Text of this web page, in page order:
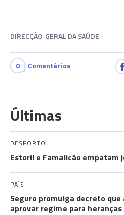
DIRECÇÃO-GERAL DA SAÚDE
0 Comentários
Últimas
DESPORTO
Estoril e Famalicão empatam
PAÍS
Seguro promulga decreto que
aprovar regime para